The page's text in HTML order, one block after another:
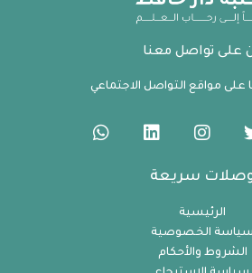
على تواصل معنا
على مواقع التواصل الاجتماعي
سريعة
الرئيسية
سياسة الخصوصية
الشروط والأحكام